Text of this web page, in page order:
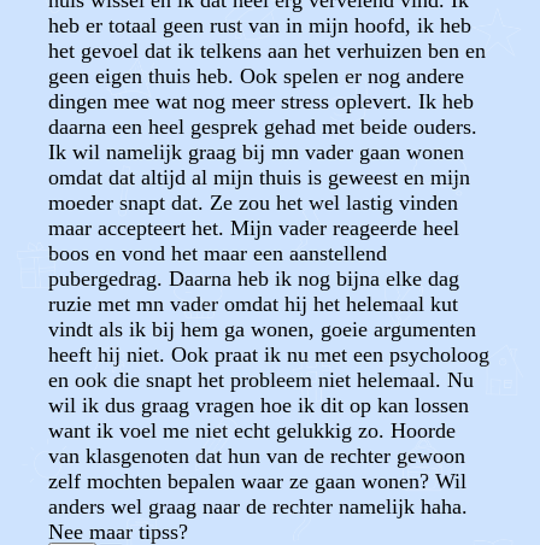
heb er totaal geen rust van in mijn hoofd, ik heb
het gevoel dat ik telkens aan het verhuizen ben en
geen eigen thuis heb. Ook spelen er nog andere
dingen mee wat nog meer stress oplevert. Ik heb
daarna een heel gesprek gehad met beide ouders.
Ik wil namelijk graag bij mn vader gaan wonen
omdat dat altijd al mijn thuis is geweest en mijn
moeder snapt dat. Ze zou het wel lastig vinden
maar accepteert het. Mijn vader reageerde heel
boos en vond het maar een aanstellend
pubergedrag. Daarna heb ik nog bijna elke dag
ruzie met mn vader omdat hij het helemaal kut
vindt als ik bij hem ga wonen, goeie argumenten
heeft hij niet. Ook praat ik nu met een psycholoog
en ook die snapt het probleem niet helemaal. Nu
wil ik dus graag vragen hoe ik dit op kan lossen
want ik voel me niet echt gelukkig zo. Hoorde
van klasgenoten dat hun van de rechter gewoon
zelf mochten bepalen waar ze gaan wonen? Wil
anders wel graag naar de rechter namelijk haha.
Nee maar tipss?